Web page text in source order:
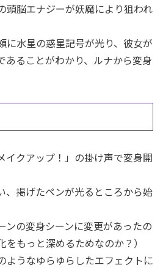
頭脳エナジーが妖魔により狙われ
に水星の惑星記号が光り、彼女が
あることがわかり、ルナから変身
イクアップ！」の掛け声で変身開
、掲げたペンが光るところから始
ンの変身シーンに変更があったの
もっと深めるためなのか？）
ようなゆらゆらしたエフェクトに